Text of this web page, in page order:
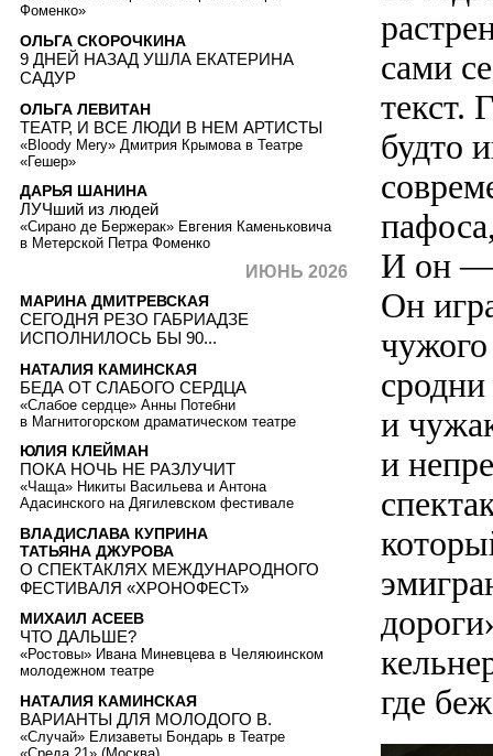
сами
текст.
будто
И он —
Он
и
и
где
Фоменко»
ОЛЬГА СКОРОЧКИНА
9 ДНЕЙ НАЗАД УШЛА ЕКАТЕРИНА
САДУР
ОЛЬГА ЛЕВИТАН
ТЕАТР, И ВСЕ ЛЮДИ В НЕМ АРТИСТЫ
«Bloody Mery» Дмитрия Крымова в Театре
«Гешер»
ДАРЬЯ ШАНИНА
ЛУЧший из людей
«Сирано де Бержерак» Евгения Каменьковича
в Метерской Петра Фоменко
ИЮНЬ 2026
МАРИНА ДМИТРЕВСКАЯ
СЕГОДНЯ РЕЗО ГАБРИАДЗЕ
ИСПОЛНИЛОСЬ БЫ 90...
НАТАЛИЯ КАМИНСКАЯ
БЕДА ОТ СЛАБОГО СЕРДЦА
«Слабое сердце» Анны Потебни
в Магнитогорском драматическом театре
ЮЛИЯ КЛЕЙМАН
ПОКА НОЧЬ НЕ РАЗЛУЧИТ
«Чаща» Никиты Васильева и Антона
Адасинского на Дягилевском фестивале
ВЛАДИСЛАВА КУПРИНА
ТАТЬЯНА ДЖУРОВА
О СПЕКТАКЛЯХ МЕЖДУНАРОДНОГО
ФЕСТИВАЛЯ «ХРОНОФЕСТ»
МИХАИЛ АСЕЕВ
ЧТО ДАЛЬШЕ?
«Ростовы» Ивана Миневцева в Челяюинском
молодежном театре
НАТАЛИЯ КАМИНСКАЯ
ВАРИАНТЫ ДЛЯ МОЛОДОГО В.
«Случай» Елизаветы Бондарь в Театре